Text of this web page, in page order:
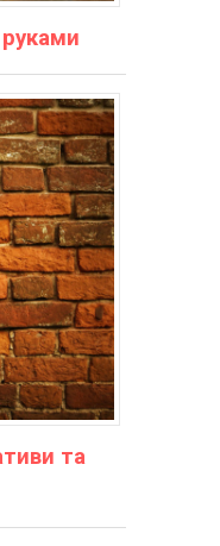
та